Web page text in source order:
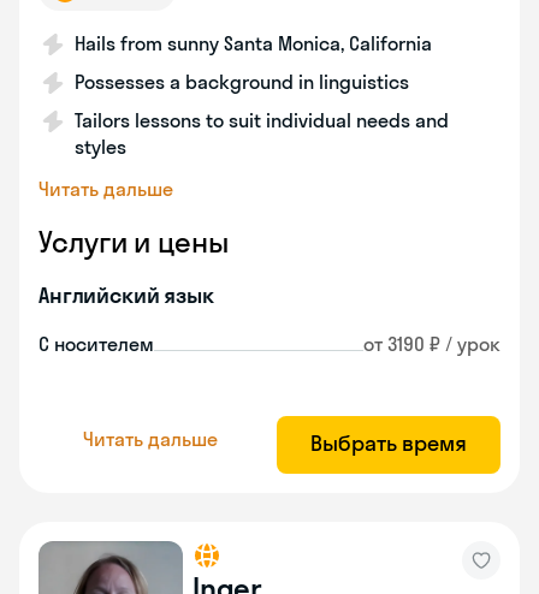
Hails from sunny Santa Monica, California
Possesses a background in linguistics
Tailors lessons to suit individual needs and
styles
Читать дальше
Услуги и цены
Английский язык
С носителем от 3190 ₽ / урок
Читать дальше Выбрать время